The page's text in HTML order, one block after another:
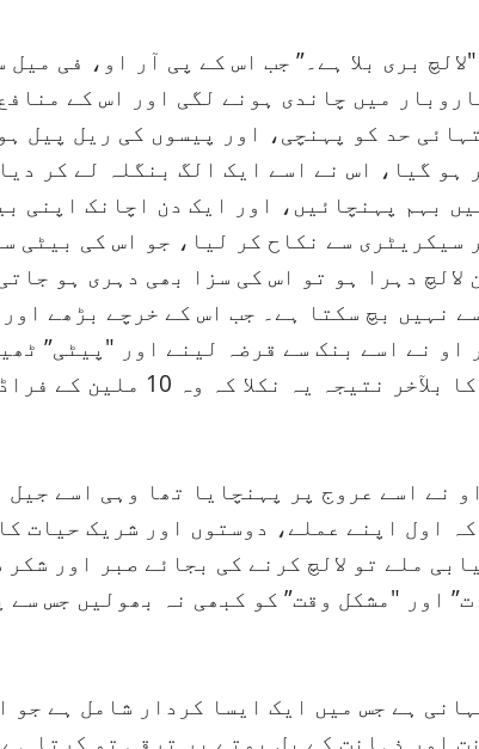
بری بلا ہے۔” جب اس کے پی آر او، فی
میں چاندی ہونے لگی اور اس کے
حد کو پہنچی، اور پیسوں کی ریل پیل
ہو گیا، اس نے اسے ایک الگ بنگلہ لے کر
بہم پہنچائیں، اور ایک دن اچانک اپنی
لالچ دہرا ہو تو اس کی سزا بھی دہری ہو
نہیں بچ سکتا ہے۔ جب اس کے خرچے بڑھے
او نے اسے بنک سے قرضہ لینے اور "پیٹی”
مشورہ دیا جس کا بلآخر
نے اسے عروج پر پہنچایا تھا وہی اسے
اول اپنے عملے، دوستوں اور شریک حیات
ملے تو لالچ کرنے کی بجائے صبر اور
اور "مشکل وقت” کو کبھی نہ بھولیں جس سے
ہے جس میں ایک ایسا کردار شامل ہے جو
اور ذہانت کے بل بوتے پر ترقی تو کرتا